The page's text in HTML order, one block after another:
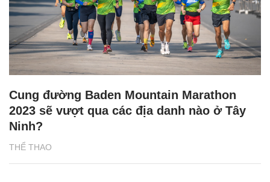
THỂ THAO
Cung đường Baden Mountain Marathon
2023 sẽ vượt qua các địa danh nào ở Tây
Ninh?